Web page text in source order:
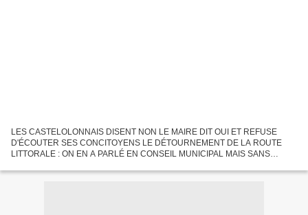
LES CASTELOLONNAIS DISENT NON LE MAIRE DIT OUI ET REFUSE
D'ÉCOUTER SES CONCITOYENS LE DÉTOURNEMENT DE LA ROUTE
LITTORALE : ON EN A PARLÉ EN CONSEIL MUNICIPAL MAIS SANS
DÉLIBÉRATION DU CONSEIL MUNICIPAL...